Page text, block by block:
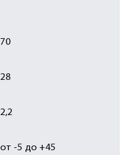
70
28
2,2
от -5 до +45